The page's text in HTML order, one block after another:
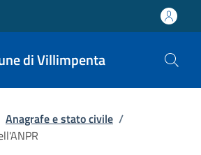
di Villimpenta
Anagrafe e stato civile /